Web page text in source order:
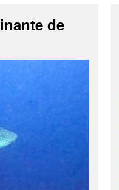
de